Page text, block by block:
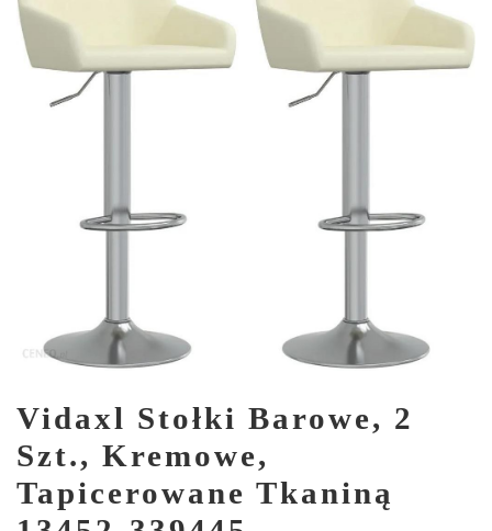
Vidaxl Stołki Barowe, 2
Szt., Kremowe,
Tapicerowane Tkaniną